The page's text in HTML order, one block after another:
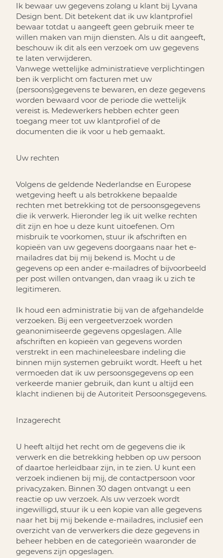
Ik bewaar uw gegevens zolang u klant bij Lyvana
Design bent. Dit betekent dat ik uw klantprofiel
bewaar totdat u aangeeft geen gebruik meer te
willen maken van mijn diensten. Als u dit aangeeft,
beschouw ik dit als een verzoek om uw gegevens
te laten verwijderen.
Vanwege wettelijke administratieve verplichtingen
ben ik verplicht om facturen met uw
(persoons)gegevens te bewaren, en deze gegevens
worden bewaard voor de periode die wettelijk
vereist is. Medewerkers hebben echter geen
toegang meer tot uw klantprofiel of de
documenten die ik voor u heb gemaakt.
Uw rechten
Volgens de geldende Nederlandse en Europese
wetgeving heeft u als betrokkene bepaalde
rechten met betrekking tot de persoonsgegevens
die ik verwerk. Hieronder leg ik uit welke rechten
dit zijn en hoe u deze kunt uitoefenen. Om
misbruik te voorkomen, stuur ik afschriften en
kopieën van uw gegevens doorgaans naar het e-
mailadres dat bij mij bekend is. Mocht u de
gegevens op een ander e-mailadres of bijvoorbeeld
per post willen ontvangen, dan vraag ik u zich te
legitimeren.
Ik houd een administratie bij van de afgehandelde
verzoeken. Bij een vergeetverzoek worden
geanonimiseerde gegevens opgeslagen. Alle
afschriften en kopieën van gegevens worden
verstrekt in een machineleesbare indeling die
binnen mijn systemen gebruikt wordt. Heeft u het
vermoeden dat ik uw persoonsgegevens op een
verkeerde manier gebruik, dan kunt u altijd een
klacht indienen bij de Autoriteit Persoonsgegevens.
Inzagerecht
U heeft altijd het recht om de gegevens die ik
verwerk en die betrekking hebben op uw persoon
of daartoe herleidbaar zijn, in te zien. U kunt een
verzoek indienen bij mij, de contactpersoon voor
privacyzaken. Binnen 30 dagen ontvangt u een
reactie op uw verzoek. Als uw verzoek wordt
ingewilligd, stuur ik u een kopie van alle gegevens
naar het bij mij bekende e-mailadres, inclusief een
overzicht van de verwerkers die deze gegevens in
beheer hebben en de categorieën waaronder de
gegevens zijn opgeslagen.